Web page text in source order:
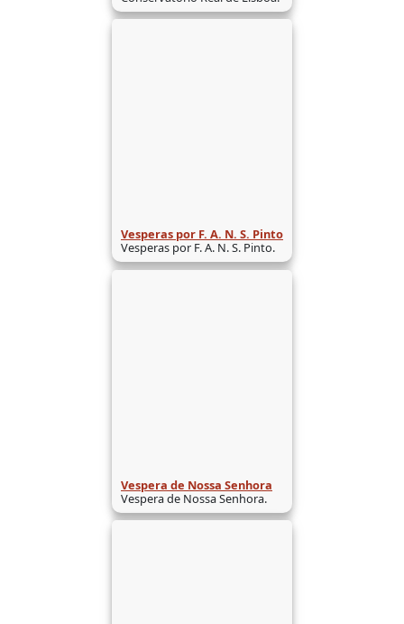
Vesperas por F. A. N. S. Pinto
Vesperas por F. A. N. S. Pinto.
Vespera de Nossa Senhora
Vespera de Nossa Senhora.